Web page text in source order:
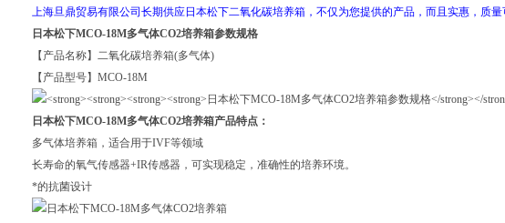
上海旦鼎贸易有限公司长期供应日本松下二氧化碳培养箱，不仅为您提供的产品，而且实惠，质量
日本松下MCO-18M多气体CO2培养箱参数规格
【产品名称】二氧化碳培养箱(多气体)
【产品型号】MCO-18M
日本松下MCO-18M多气体CO2培养箱产品特点：
多气体培养箱，适合用于IVF等领域
长寿命的氧气传感器+IR传感器，可实现稳定，准确性的培养环境。
*的抗菌设计